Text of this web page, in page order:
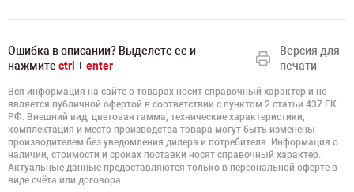
Ошибка в описании? Выделете ее и
нажмите ctrl +enter
Версия для
печати
Вся информация на сайте о товарах носит справочный характер и не
является публичной офертой в соответствии с пунктом 2 статьи 437 ГК
РФ. Внешний вид, цветовая гамма, технические характеристики,
комплектация и место производства товара могут быть изменены
производителем без уведомления дилера и потребителя. Информация о
наличии, стоимости и сроках поставки носят справочный характер.
Актуальные данные предоставляются только в персональной оферте в
виде счёта или договора.